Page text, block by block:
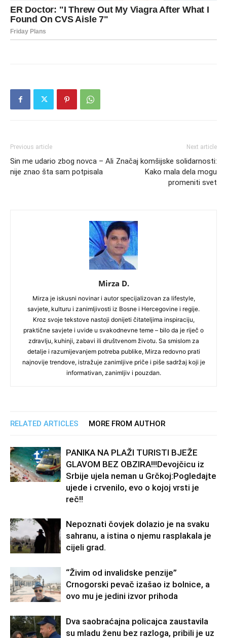
Previous article
Sin me udario zbog novca – Ali
nije znao šta sam potpisala
Next article
Značaj komšijske solidarnosti:
Kako mala dela mogu
promeniti svet
Mirza D.
Mirza je iskusni novinar i autor specijalizovan za lifestyle,
savjete, kulturu i zanimljivosti iz Bosne i Hercegovine i regije.
Kroz svoje tekstove nastoji donijeti čitateljima inspiraciju,
praktične savjete i uvide u svakodnevne teme – bilo da je riječ o
zdravlju, kuhinji, zabavi ili društvenom životu. Sa smislom za
detalje i razumijevanjem potreba publike, Mirza redovno prati
najnovije trendove, istražuje zanimljive priče i piše sadržaj koji je
informativan, zanimljiv i pouzdan.
RELATED ARTICLES MORE FROM AUTHOR
PANIKA NA PLAŽI TURISTI BJEŽE
GLAVOM BEZ OBZIRA!!!Devojčicu iz
Srbije ujela neman u Grčkoj:Pogledajte
ujede i crvenilo, evo o kojoj vrsti je
reč!!
Nepoznati čovjek dolazio je na svaku
sahranu, a istina o njemu rasplakala je
cijeli grad.
“Živim od invalidske penzije”
Crnogorski pevač izašao iz bolnice, a
ovo mu je jedini izvor prihoda
Dva saobraćajna policajca zaustavila
su mladu ženu bez razloga, pribili je uz